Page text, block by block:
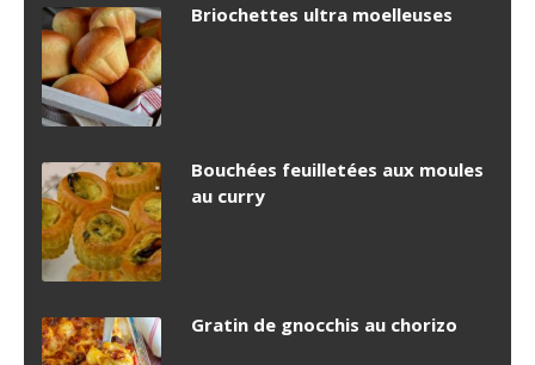
Briochettes ultra moelleuses
Bouchées feuilletées aux moules
au curry
Gratin de gnocchis au chorizo